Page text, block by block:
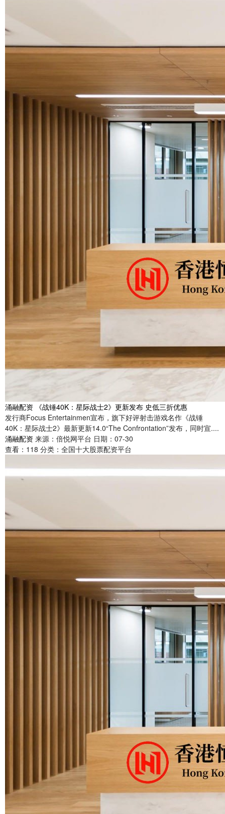
涌融配资 《战锤40K：星际战士2》更新发布 史低三折优惠
发行商Focus Entertainmen宣布，旗下好评射击游戏名作《战锤
40K：星际战士2》最新更新14.0“The Confrontation”发布，同时宣....
涌融配资 来源：倍悦网平台 日期：07-30
查看： 118 分类： 全国十大股票配资平台